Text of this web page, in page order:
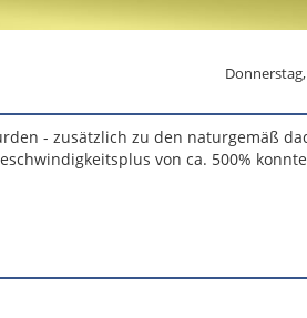
- zusätzlich zu den naturgemäß
von ca. 500%